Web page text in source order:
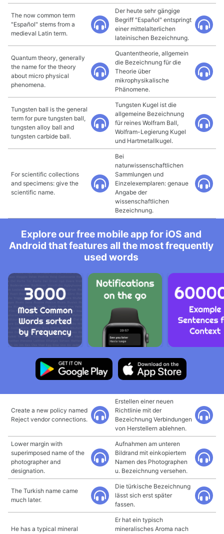
The now common term
"Español" stems from a
medieval Latin term.
Der heute sehr gängige
Begriff "Español" entspringt
einer mittelalterlichen
lateinischen Bezeichnung.
Quantum theory, generally
the name for the theory
about micro physical
phenomena.
Quantentheorie, allgemein
die Bezeichnung für die
Theorie über
mikrophysikalische
Phänomene.
Tungsten ball is the general
term for pure tungsten ball,
tungsten alloy ball and
tungsten carbide ball.
Tungsten Kugel ist die
allgemeine Bezeichnung
für reines Wolfram Ball,
Wolfram-Legierung Kugel
und Hartmetallkugel.
For scientific collections
and specimens: give the
scientific name.
Bei
naturwissenschaftlichen
Sammlungen und
Einzelexemplaren: genaue
Angabe der
wissenschaftlichen
Bezeichnung.
Explore our free mobile app for iOS and
Android that features all the most frequently
used words
Create a new policy named
Reject vendor connections.
Erstellen einer neuen
Richtlinie mit der
Bezeichnung Verbindungen
von Herstellern ablehnen.
Lower margin with
superimposed name of the
photographer and
designation.
Aufnahmen am unteren
Bildrand mit einkopiertem
Namen des Photographen
u. Bezeichnung versehen.
The Turkish name came
much later.
Die türkische Bezeichnung
lässt sich erst später
fassen.
He has a typical mineral
Er hat ein typisch
mineralisches Aroma nach